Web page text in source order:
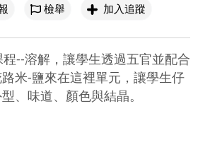
檢舉 加入追蹤
米-鹽來在這裡單元，讓學生仔
、味道、顏色與結晶。